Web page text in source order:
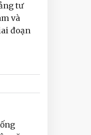
tư
và
đoạn